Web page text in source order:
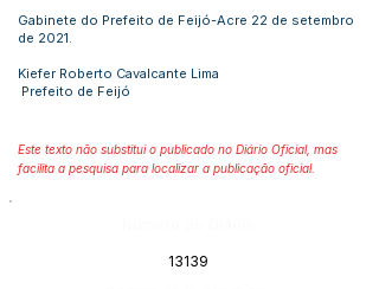
Gabinete do Prefeito de Feijó-Acre 22 de setembro
de 2021.
Kiefer Roberto Cavalcante Lima
Prefeito de Feijó
Este texto não substitui o publicado no Diário Oficial, mas
facilita a pesquisa para localizar a publicação oficial.
13139